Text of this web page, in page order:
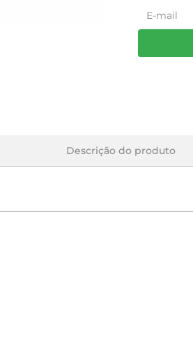
Descrição do produto